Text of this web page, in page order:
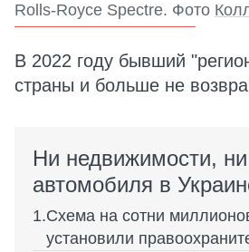
Rolls-Royce Spectre. Фото
В 2022 году бывший
страны и больше не
Ни недвижимости, ни
автомобиля в
Схема на сотни
установили